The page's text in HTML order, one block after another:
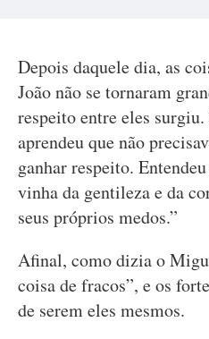
Depois daquele dia, as
João não se tornaram
respeito entre eles
aprendeu que não
ganhar respeito.
vinha da gentileza e da
seus próprios medos.”
Afinal, como dizia o
coisa de fracos”, e os
de serem eles mesmos.